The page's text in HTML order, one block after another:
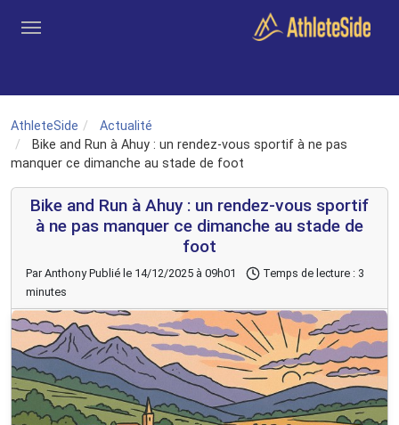
AthleteSide
Actualité
Bike and Run à Ahuy : un rendez-vous sportif à ne pas
manquer ce dimanche au stade de foot
Bike and Run à Ahuy : un rendez-vous sportif
à ne pas manquer ce dimanche au stade de
foot
Par AnthonyPublié le 14/12/2025 à 09h01
Temps de lecture : 3
minutes